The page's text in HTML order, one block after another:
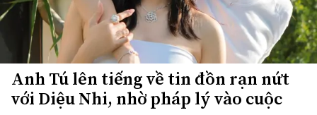
Anh Tú lên tiếng về tin đồn rạn nứt
với Diệu Nhi, nhờ pháp lý vào cuộc